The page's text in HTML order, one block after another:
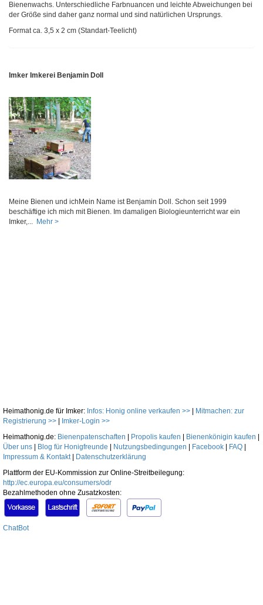
Bienenwachs. Unterschiedliche Farbnuancen und leichte Abweichungen bei
der Größe sind daher ganz normal und sind natürlichen Ursprungs.
Format ca. 3,5 x 2 cm (Standart-Teelicht)
Imker Imkerei Benjamin Doll
Meine Bienen und ichMein Name ist Benjamin Doll. Schon seit 1999
beschäftige ich mich mit Bienen. Im damaligen Biologieunterricht war ein
Imker,... Mehr >
Heimathonig.de für Imker: Infos: Honig online verkaufen >>
Mitmachen: zur
Registrierung >>
Imker-Login >>
Heimathonig.de: Bienenpatenschaften Propolis kaufen Bienenkönigin kaufen
Über uns
Blog für Honigfreunde Nutzungsbedingungen Facebook FAQ
Impressum & Kontakt|
Datenschutzerklärung
Plattform der EU-Kommission zur Online-Streitbeilegung:
http://ec.europa.eu/consumers/odr
Bezahlmethoden ohne Zusatzkosten:
ChatBot